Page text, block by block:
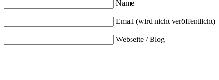
Name
Email (wird nicht veröffentlicht)
Webseite / Blog